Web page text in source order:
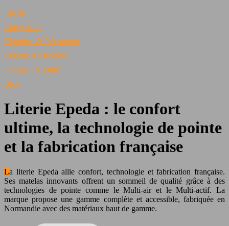
Literie
Linge de lit
Chambre & Décoration
Couette & Oreillers
Sommeil & santé
Blog
Literie Epeda : le confort
ultime, la technologie de pointe
et la fabrication française
La literie Epeda allie confort, technologie et fabrication française.
Ses matelas innovants offrent un sommeil de qualité grâce à des
technologies de pointe comme le Multi-air et le Multi-actif. La
marque propose une gamme complète et accessible, fabriquée en
Normandie avec des matériaux haut de gamme.